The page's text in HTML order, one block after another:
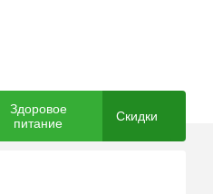
Здоровое
питание
Скидки